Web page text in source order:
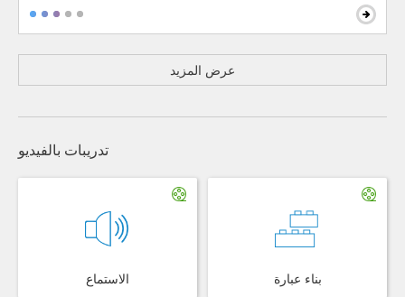
عرض المزيد
تدريبات بالفيديو
الاستماع بناء عبارة